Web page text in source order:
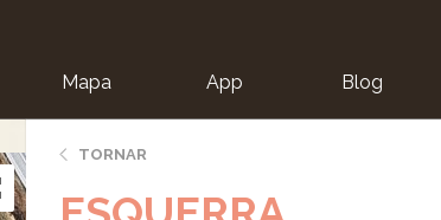
Mapa App Blog
TORNAR